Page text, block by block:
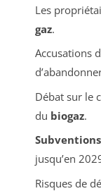
Les
gaz.
Accusations
Débat sur le
du biogaz.
Subventions
jusqu’en
Risques de